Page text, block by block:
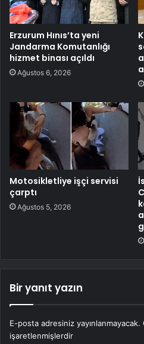
Erzurum Hınıs’ta yeni
Jandarma Komutanlığı
hizmet binası açıldı
Ağustos 6, 2026
Motosikletliye işçi servisi
çarptı
Ağustos 5, 2026
Bir yanıt yazın
E-posta adresiniz yayınlanmayacak.
işaretlenmişlerdir